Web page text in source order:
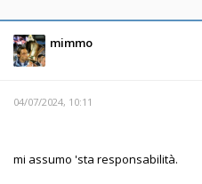
mimmo
04/07/2024, 10:11
mi assumo 'sta responsabilità.